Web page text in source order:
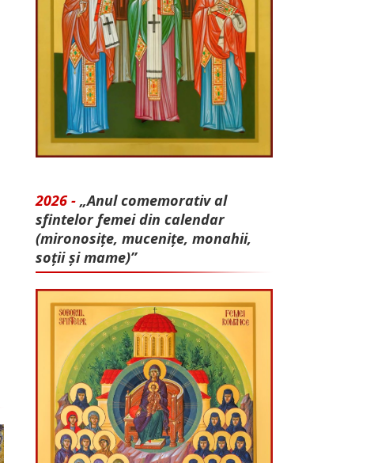
2026 - „Anul comemorativ al
sfintelor femei din calendar
(mironosițe, mu­cenițe, monahii,
soții și mame)”